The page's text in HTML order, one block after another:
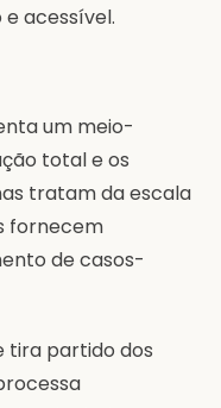
acessível.
um meio-
total e os
tratam da escala
fornecem
de casos-
tira partido dos